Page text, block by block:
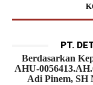
PT.
Berdasarkan
AHU-
Adi Pinem, SH